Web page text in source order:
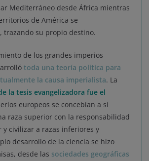
Mediterráneo desde África mientras
de América se
trazando su propio destino.
de los grandes imperios
toda una teoría política para
la causa imperialista. La
la tesis evangelizadora fue el
europeos se concebían a sí
raza superior con la responsabilidad
y civilizar a razas inferiores y
desarrollo de la ciencia se hizo
desde las sociedades geográficas